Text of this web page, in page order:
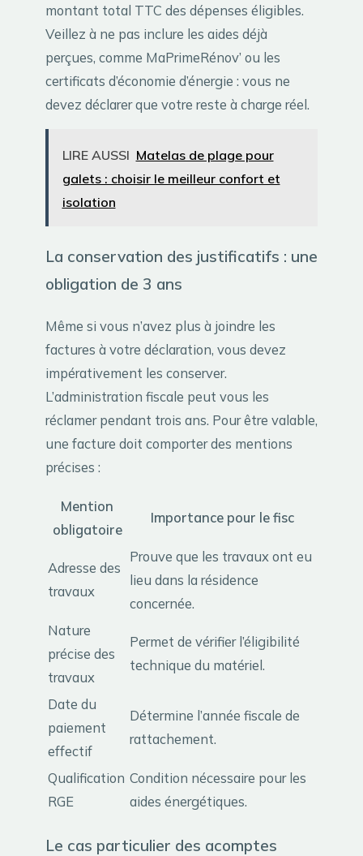
montant total TTC des dépenses éligibles.
Veillez à ne pas inclure les aides déjà
perçues, comme MaPrimeRénov’ ou les
certificats d’économie d’énergie : vous ne
devez déclarer que votre reste à charge réel.
LIRE AUSSI Matelas de plage pour
galets : choisir le meilleur confort et
isolation
La conservation des justificatifs : une
obligation de 3 ans
Même si vous n’avez plus à joindre les
factures à votre déclaration, vous devez
impérativement les conserver.
L’administration fiscale peut vous les
réclamer pendant trois ans. Pour être valable,
une facture doit comporter des mentions
précises :
Mention
obligatoire
Importance pour le fisc
Adresse des
travaux
Prouve que les travaux ont eu
lieu dans la résidence
concernée.
Nature
précise des
travaux
Permet de vérifier l’éligibilité
technique du matériel.
Date du
paiement
effectif
Détermine l’année fiscale de
rattachement.
Qualification
RGE
Condition nécessaire pour les
aides énergétiques.
Le cas particulier des acomptes